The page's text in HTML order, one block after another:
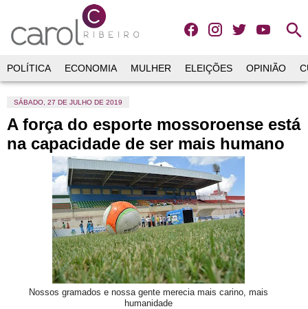
search
POLÍTICA ECONOMIA MULHER ELEIÇÕES OPINIÃO
SÁBADO, 27 DE JULHO DE 2019
A força do esporte mossoroense está
na capacidade de ser mais humano
Nossos gramados e nossa gente merecia mais carino, mais
humanidade